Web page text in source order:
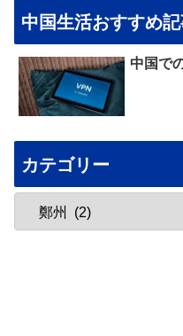
中国生活おすすめ
中国で
カテゴリー